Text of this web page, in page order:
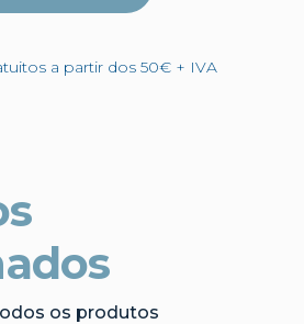
a partir dos 50€ + IVA
os produtos